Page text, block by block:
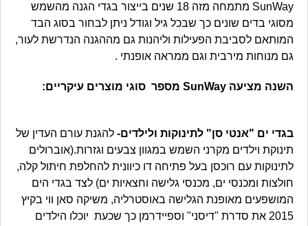
SunWay מתמחה מזה 18 שנים בייצור בגדי הגנה מהשמש
מסוגי בדים שונים כך שבכל גיל וגודל ניתן לבחור בסוג הבד
המותאם לסביבת הפעילות וליהנות גם מההגנה הנדרשת לעור,
גם מנוחות מירבית וגם ממראה אופנתי .
השנה מציעה SunWay מספר סוגי מוצרים עיקריים:
בגדי ים "אנטי סן" לתינוקות ולילדים- להגנת עורם העדין של
תינוקת וילדים מקרני השמש במגוון צבעים וגזרות.(אוברולים
לתינוקות עם רוכסן בעל פתיחה דו כיוונית להחלפת חיתול קלה,
חולצות ומכנסי ים, מכנסי גלישה וחצאיות ים) לצד בגדי הים
המושפעים מאופנת הגלישה באוסטרליה, משיקה סאן ווי בקיץ
2015 את סדרת "דיסני" וספיידרמן כך שכעת יוכלו הילדים